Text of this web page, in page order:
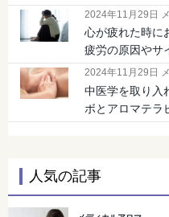
2024年11月29日
心が疲れた時に
疲労の原因やサ
2024年11月29日
中医学を取り入
ボとアロマテラ
人気の記事